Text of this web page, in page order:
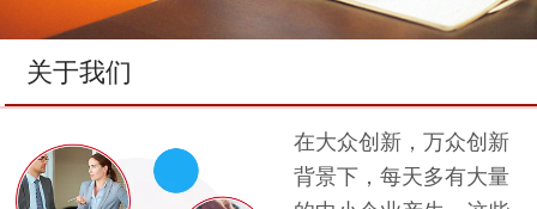
关于我们
在大众创新，万众创新
背景下，每天多有大量